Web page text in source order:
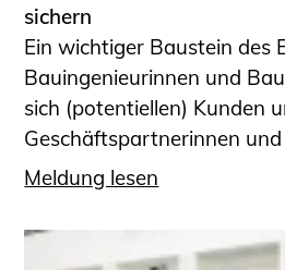
sichern
Ein wichtiger Baustein des
Bauingenieurinnen und
sich (potentiellen) Kunden
Geschäftspartnerinnen und
Meldung lesen